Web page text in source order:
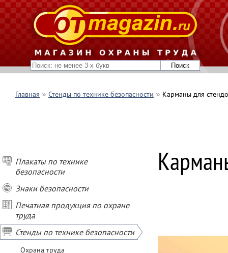
Главная Стенды по технике безопасности Карманы для
Плакаты по технике
безопасности
Знаки безопасности
Печатная продукция по охране
труда
Стенды по технике безопасности
Охрана труда
- при покупке
- при покупке
- при покупке